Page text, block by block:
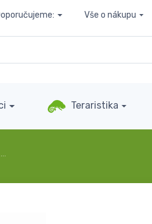
Vše o nákupu
Teraristika
…